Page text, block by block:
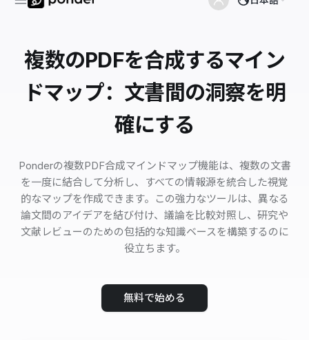
複数のPDFを合成するマイン
ドマップ：文書間の洞察を明
確にする
Ponderの複数PDF合成マインドマップ機能は、複数の文書
を一度に結合して分析し、すべての情報源を統合した視覚
的なマップを作成できます。この強力なツールは、異なる
論文間のアイデアを結び付け、議論を比較対照し、研究や
文献レビューのための包括的な知識ベースを構築するのに
役立ちます。
無料で始める